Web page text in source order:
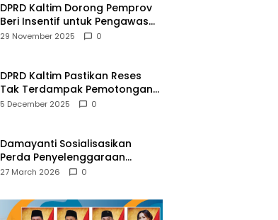
DPRD Kaltim Dorong Pemprov
Beri Insentif untuk Pengawas
Madrasah dan Pendidikan
29 November 2025 0
DPRD Kaltim Pastikan Reses
Tak Terdampak Pemotongan
Transfer Dana Pusat
5 December 2025 0
Damayanti Sosialisasikan
Perda Penyelenggaraan
Pendidikan Pancasila dan
27 March 2026 0